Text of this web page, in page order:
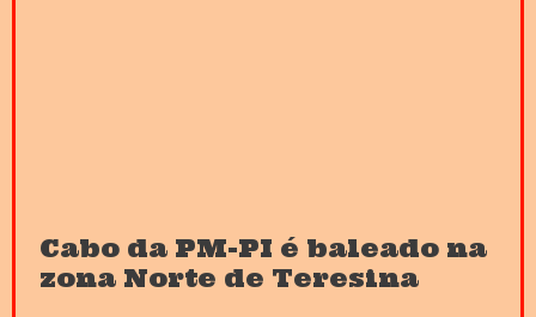
Cabo da PM-PI é baleado na
zona Norte de Teresina